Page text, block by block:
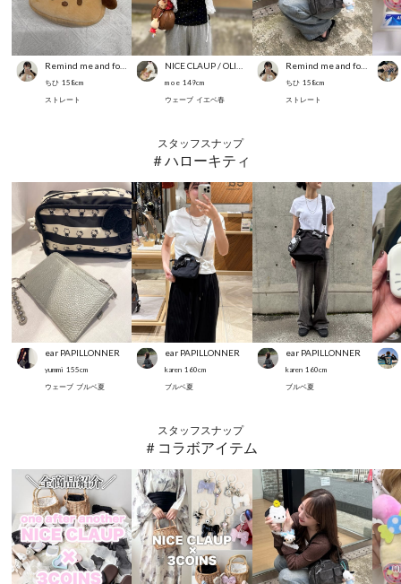
ちひ 158cm
ストレート
m o e 149cm
ウェーブ イエベ春
Remind me and forever
ちひ 158cm
ストレート
スタッフスナップ
＃ハローキティ
ear PAPILLONNER
yummi 155cm
ウェーブ ブルベ夏
ear PAPILLONNER
karen 160cm
ブルベ夏
ear PAPILLONNER
karen 160cm
ブルベ夏
スタッフスナップ
＃コラボアイテム